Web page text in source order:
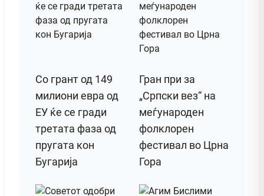
Со грант од 149
милиони евра од
ЕУ ќе се гради
третата фаза од
пругата кон
Бугарија
Гран при за
„Српски вез“ на
меѓународен
фолклорен
фестивал во Црна
Гора